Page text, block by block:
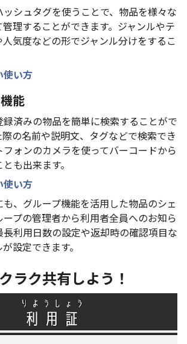
シュタグを使うことで、物品を様々な
理することができます。ジャンルやテ
気度などの形でジャンル分けをするこ
使い方
能
録済みの物品を簡単に検索することがで
の名前や説明文、タグなどで検索でき
ォンのカメラを使ってバーコードから
も出来ます。
使い方
、グループ機能を活用した物品のシェ
プの管理者から利用者全員へのお知ら
利用日数の設定や返却時の確認項目な
設定できます。
ラク共有しよう！